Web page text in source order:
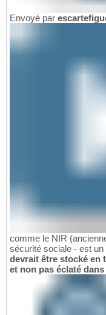
Envoyé par
comme le NIR
sécurité sociale - est
devrait être stocké en
et non pas éclaté